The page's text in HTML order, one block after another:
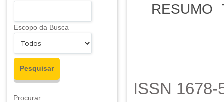
Escopo da Busca
Procurar
RESUMO
ISSN